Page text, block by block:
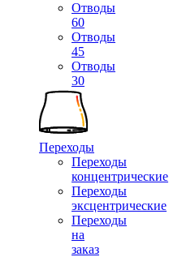
Отводы
60
Отводы
45
Отводы
30
Переходы
Переходы
концентрические
Переходы
эксцентрические
Переходы
на
заказ